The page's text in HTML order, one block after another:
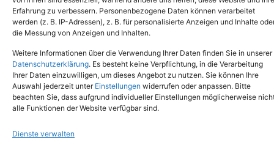
Erfahrung zu verbessern. Personenbezogene Daten können verarbeitet
werden (z. B. IP-Adressen), z. B. für personalisierte Anzeigen und Inhalte
die Messung von Anzeigen und Inhalten.
Weitere Informationen über die Verwendung Ihrer Daten finden Sie in unserer
Datenschutzerklärung. Es besteht keine Verpflichtung, in die Verarbeitung
Ihrer Daten einzuwilligen, um dieses Angebot zu nutzen. Sie können Ihre
Auswahl jederzeit unter Einstellungen widerrufen oder anpassen. Bitte
beachten Sie, dass aufgrund individueller Einstellungen möglicherweise
alle Funktionen der Website verfügbar sind.
Dienste verwalten
Copyright © 2024. Alle Rechte vorbehalten.
Tel.: (02651) - 77438info@tierheim-mayen.de
In der Pluns 1, 56727 Mayen